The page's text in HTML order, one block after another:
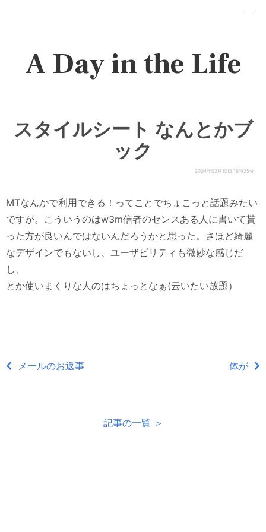
A Day in the Life
スタイルシート なんとかブ
ック
2004年02月10日 16時25分
MTなんかで利用できる！ってことでちょこっと話題みたい
ですが。こういうのはw3m信者のセンスある人に書いて貰
った方が良いんではないんだろうかと思った。さほど綺麗
なデザインでもないし、ユーザビリティも微妙な感じだ
し、
とか使いまくりな人のはちょっとなぁ(云いたい放題）
メールのお返事 体が
記事の一覧 ＞